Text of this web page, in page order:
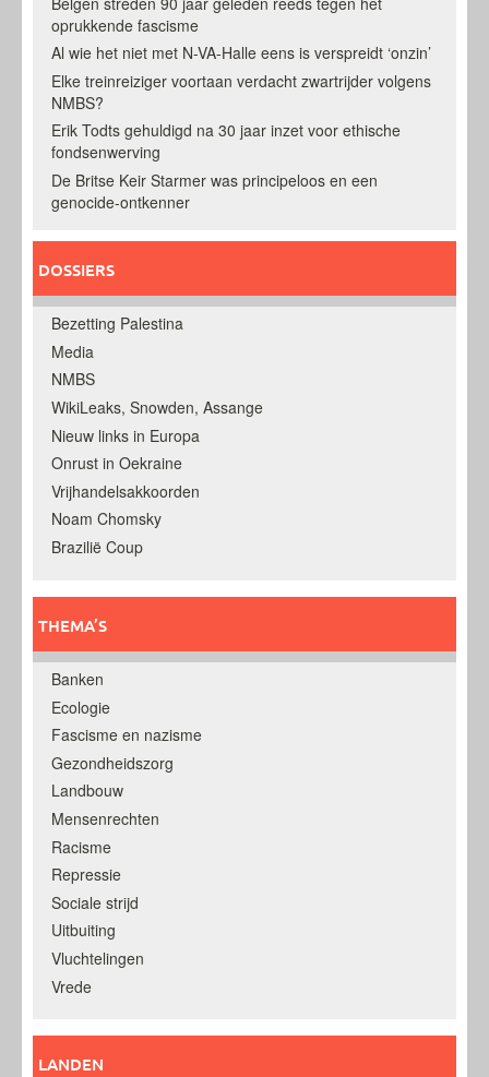
oprukkende fascisme
Al wie het niet met N-VA-Halle eens is verspreidt ‘onzin’
Elke treinreiziger voortaan verdacht zwartrijder volgens
NMBS?
Erik Todts gehuldigd na 30 jaar inzet voor ethische
fondsenwerving
De Britse Keir Starmer was principeloos en een
genocide-ontkenner
DOSSIERS
Bezetting Palestina
Media
NMBS
WikiLeaks, Snowden, Assange
Nieuw links in Europa
Onrust in Oekraine
Vrijhandelsakkoorden
Noam Chomsky
Brazilië Coup
THEMA’S
Banken
Ecologie
Fascisme en nazisme
Gezondheidszorg
Landbouw
Mensenrechten
Racisme
Repressie
Sociale strijd
Uitbuiting
Vluchtelingen
Vrede
LANDEN